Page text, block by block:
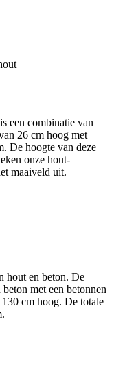
een combinatie van
26 cm hoog met
De hoogte van deze
onze hout-
maaiveld uit.
hout en beton. De
met een betonnen
cm hoog. De totale